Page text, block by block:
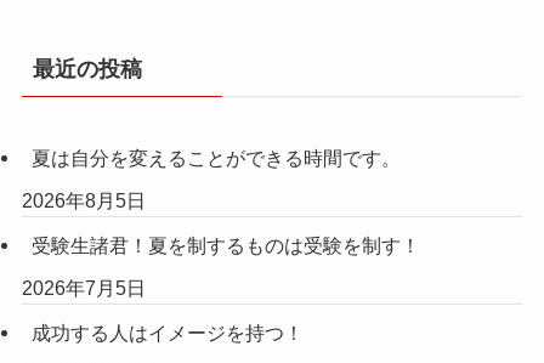
最近の投稿
夏は自分を変えることができる時間です。
2026年8月5日
受験生諸君！夏を制するものは受験を制す！
2026年7月5日
成功する人はイメージを持つ！